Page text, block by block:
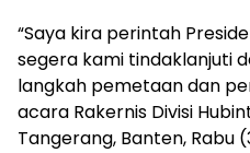
“Saya kira perintah
segera kami tindaklanjuti
langkah pemetaan dan
acara Rakernis Divisi
Tangerang, Banten, Rabu